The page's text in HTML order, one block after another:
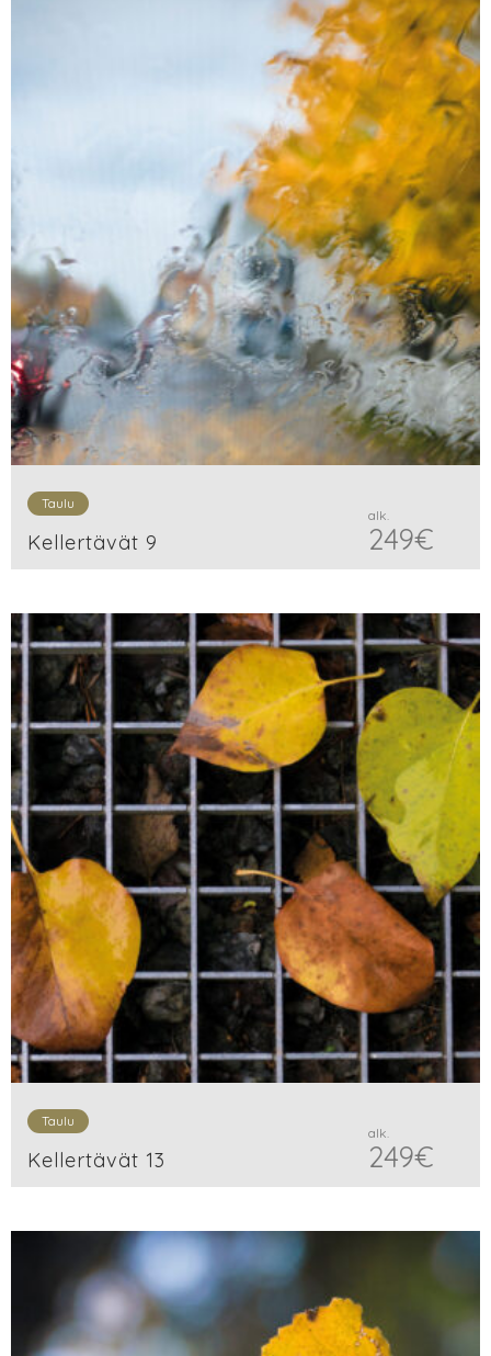
Taulu
Kellertävät 9
alk.
249€
Taulu
Kellertävät 13
alk.
249€